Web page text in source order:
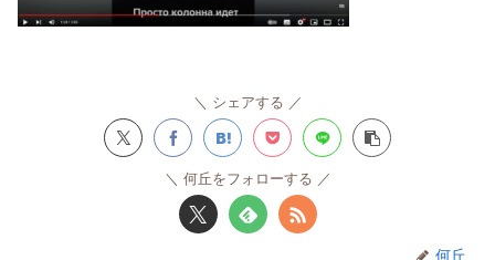
シェアする
何丘をフォローする
何丘